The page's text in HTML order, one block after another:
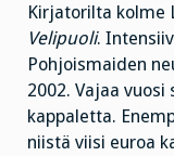
Kirjatorilta kolme
Velipuoli.
Pohjoismaiden
2002. Vajaa
kappaletta.
niistä viisi euroa